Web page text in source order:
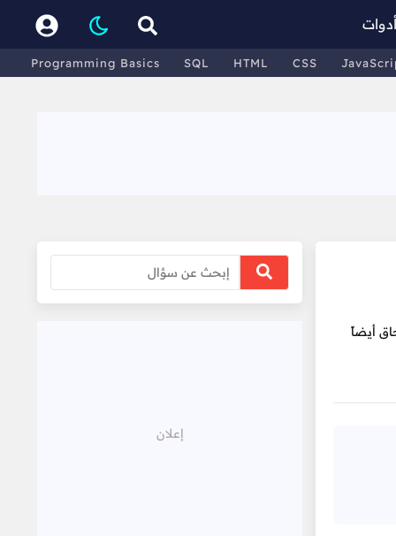
أدوات
Programming Basics SQL HTML CSS
أيضاً